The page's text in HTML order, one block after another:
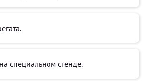
специальном стенде.